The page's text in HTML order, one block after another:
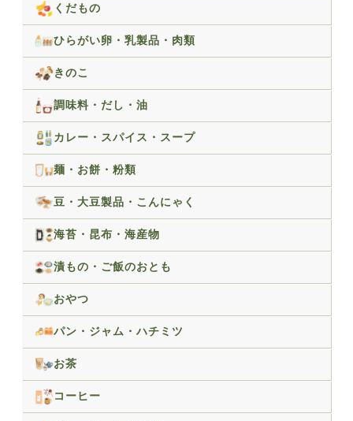
くだもの
ひらがい卵・乳製品・肉類
きのこ
調味料・だし・油
カレー・スパイス・スープ
麺・お餅・粉類
豆・大豆製品・こんにゃく
海苔・昆布・海産物
漬もの・ご飯のおとも
おやつ
パン・ジャム・ハチミツ
お茶
コーヒー